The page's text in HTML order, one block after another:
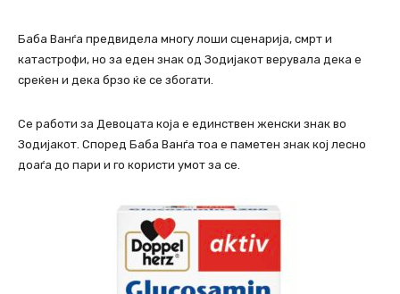
Баба Ванѓа предвидела многу лоши сценарија, смрт и
катастрофи, но за еден знак од Зодијакот верувала дека е
среќен и дека брзо ќе се збогати.
Се работи за Девоцата која е единствен женски знак во
Зодијакот. Според Баба Ванѓа тоа е паметен знак кој лесно
доаѓа до пари и го користи умот за се.